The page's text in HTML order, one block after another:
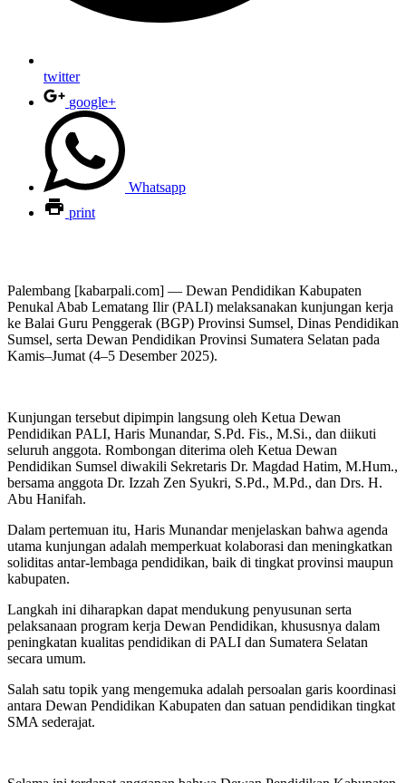
twitter
google+
Whatsapp
print
Palembang [kabarpali.com] — Dewan Pendidikan Kabupaten
Penukal Abab Lematang Ilir (PALI) melaksanakan kunjungan kerja
ke Balai Guru Penggerak (BGP) Provinsi Sumsel, Dinas Pendidikan
Sumsel, serta Dewan Pendidikan Provinsi Sumatera Selatan pada
Kamis–Jumat (4–5 Desember 2025).
Kunjungan tersebut dipimpin langsung oleh Ketua Dewan
Pendidikan PALI, Haris Munandar, S.Pd. Fis., M.Si., dan diikuti
seluruh anggota. Rombongan diterima oleh Ketua Dewan
Pendidikan Sumsel diwakili Sekretaris Dr. Magdad Hatim, M.Hum.,
bersama anggota Dr. Izzah Zen Syukri, S.Pd., M.Pd., dan Drs. H.
Abu Hanifah.
Dalam pertemuan itu, Haris Munandar menjelaskan bahwa agenda
utama kunjungan adalah memperkuat kolaborasi dan meningkatkan
soliditas antar-lembaga pendidikan, baik di tingkat provinsi maupun
kabupaten.
Langkah ini diharapkan dapat mendukung penyusunan serta
pelaksanaan program kerja Dewan Pendidikan, khususnya dalam
peningkatan kualitas pendidikan di PALI dan Sumatera Selatan
secara umum.
Salah satu topik yang mengemuka adalah persoalan garis koordinasi
antara Dewan Pendidikan Kabupaten dan satuan pendidikan tingkat
SMA sederajat.